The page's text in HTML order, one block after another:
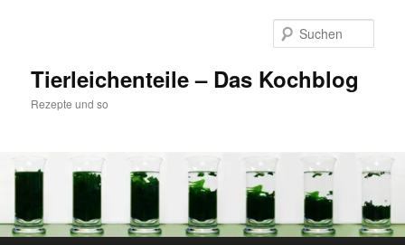
Tierleichenteile – Das Kochblog
Rezepte und so